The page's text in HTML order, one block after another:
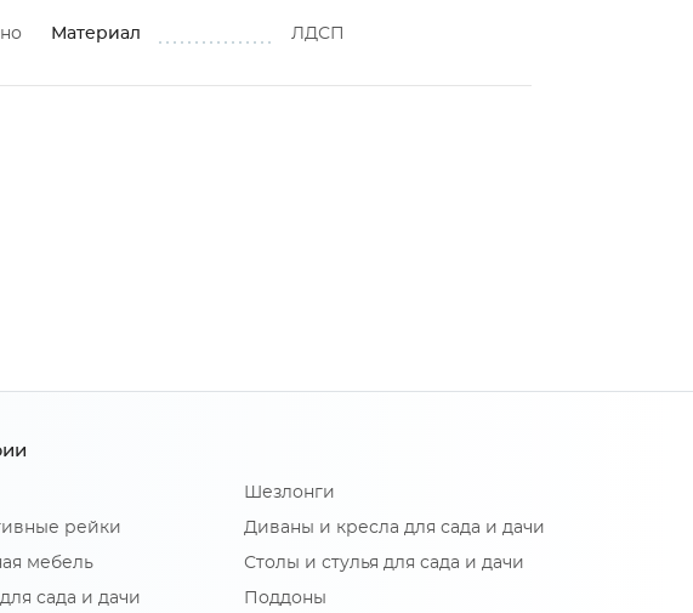
Материал ЛДСП
рейки
мебель
сада и дачи
Шезлонги
Диваны и кресла для сада и дачи
Столы и стулья для сада и дачи
Поддоны